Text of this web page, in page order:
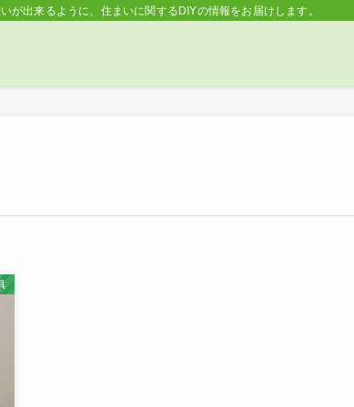
が出来るように、住まいに関するDIYの情報をお届けします。 | Lifeな